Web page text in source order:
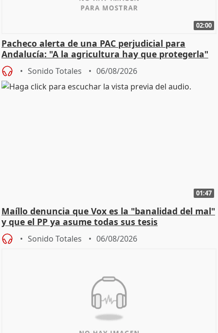
02:00
Pacheco alerta de una PAC perjudicial para
Andalucía: "A la agricultura hay que protegerla"
Sonido Totales 06/08/2026
01:47
Maíllo denuncia que Vox es la "banalidad del mal"
y que el PP ya asume todas sus tesis
Sonido Totales 06/08/2026